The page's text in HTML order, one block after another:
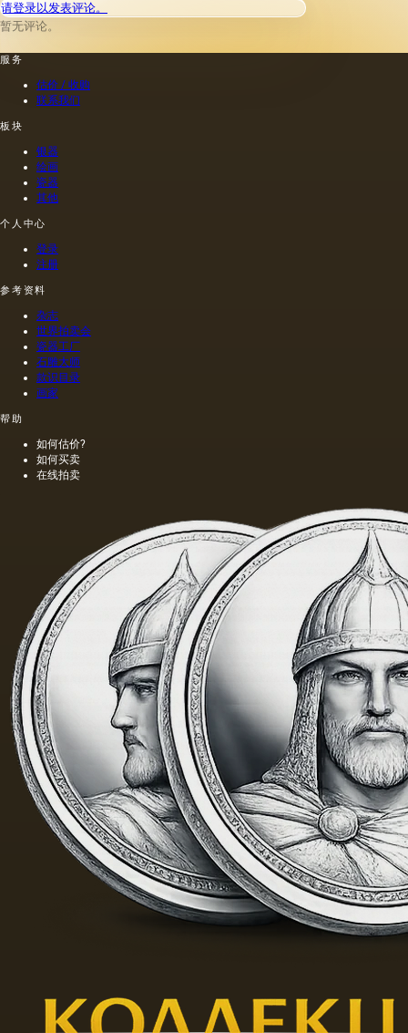
请登录以发表评论。
暂无评论。
服务
估价 / 收购
联系我们
板块
银器
绘画
瓷器
其他
个人中心
登录
注册
参考资料
杂志
世界拍卖会
瓷器工厂
石雕大师
款识目录
画家
帮助
如何估价?
如何买卖
在线拍卖